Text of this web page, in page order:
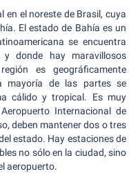
en el noreste de Brasil, cuya
El estado de Bahía es un
se encuentra
donde hay maravillosos
es geográficamente
mayoría de las partes se
cálido y tropical. Es muy
Internacional de
deben mantener dos o tres
estado. Hay estaciones de
no sólo en la ciudad, sino
aeropuerto.